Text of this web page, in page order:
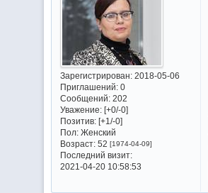
Зарегистрирован: 2018-05-06
Приглашений:0
Сообщений:202
Уважение: [+0/-0]
Позитив: [+1/-0]
Пол:Женский
Возраст:52 [1974-04-09]
Последний визит:
2021-04-20 10:58:53